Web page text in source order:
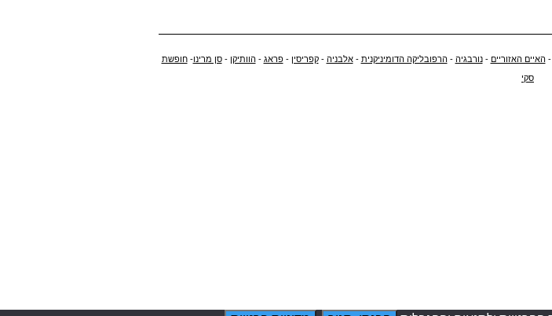
-האיים האזוריים -נורבגיה -הרפובליקה הדומיניקנית -אלבניה -קפריסין -פראג -הוותיקן -סן מרינו-חופשת
סקי